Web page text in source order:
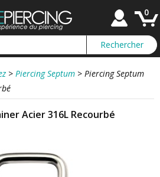
0
> Piercing Septum > Piercing Septum
Acier 316L Recourbé